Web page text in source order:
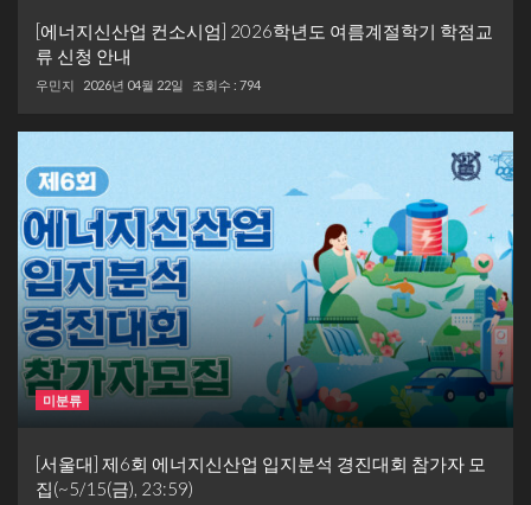
[에너지신산업 컨소시엄] 2026학년도 여름계절학기 학점교
류 신청 안내
우민지 2026년 04월 22일 조회수 : 794
미분류
[서울대] 제6회 에너지신산업 입지분석 경진대회 참가자 모
집(~5/15(금), 23:59)